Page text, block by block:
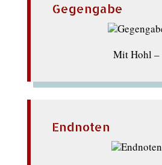
Gegengabe
Mit Hohl –
Endnoten